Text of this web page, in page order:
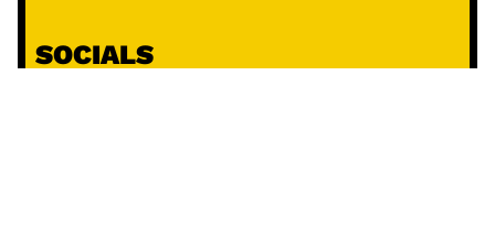
SOCIALS